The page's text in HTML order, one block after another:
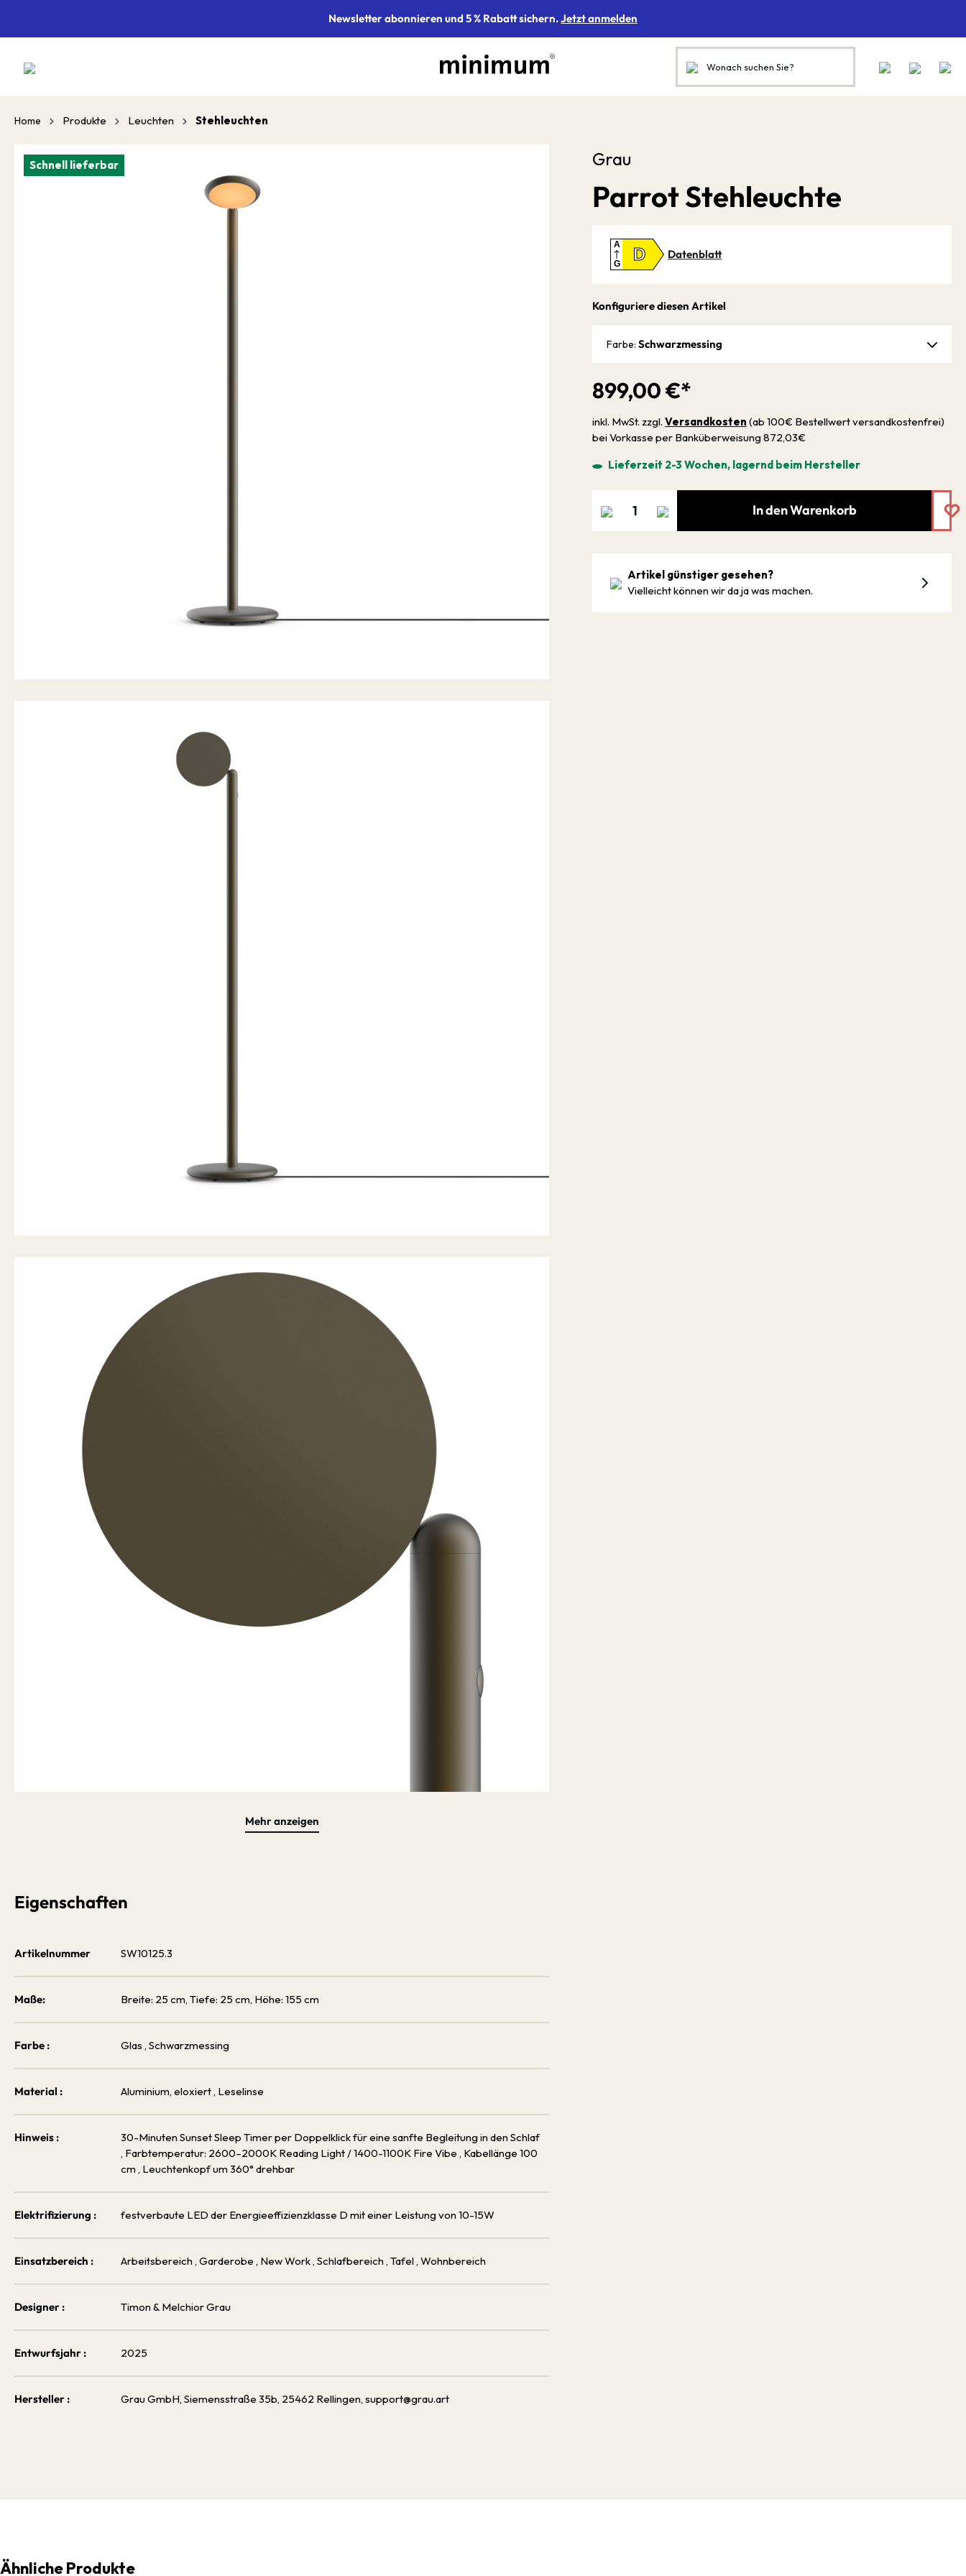
Newsletter abonnieren und 5 % Rabatt sichern.Jetzt anmelden
Home Produkte Leuchten Stehleuchten
Schnell lieferbar
Mehr anzeigen
Schnell lieferbar
Eigenschaften
Artikelnummer SW10125.3
Maße: Breite: 25 cm, Tiefe: 25 cm, Höhe: 155 cm
Farbe : Glas , Schwarzmessing
Material : Aluminium, eloxiert, Leselinse
Hinweis :
30-Minuten Sunset Sleep Timer per Doppelklick für eine sanfte Begleitung in den Schlaf
, Farbtemperatur: 2600–2000K Reading Light / 1400-1100K Fire Vibe , Kabellänge 100
cm , Leuchtenkopf um 360° drehbar
Elektrifizierung : festverbaute LED der Energieeffizienzklasse D mit einer Leistung von 10-15W
Einsatzbereich : Arbeitsbereich , Garderobe , New Work, Schlafbereich , Tafel, Wohnbereich
Designer : Timon & Melchior Grau
Entwurfsjahr : 2025
Hersteller : Grau GmbH, Siemensstraße 35b, 25462 Rellingen, support@grau.art
Grau
Parrot Stehleuchte
D
A
G
Datenblatt
899,00 €*
inkl. MwSt. zzgl. Versandkosten (ab 100€ Bestellwert versandkostenfrei)
bei Vorkasse per Banküberweisung 872,03€
Lieferzeit 2-3 Wochen, lagernd beim Hersteller
Konfiguriere diesen Artikel
Farbe: Schwarzmessing
In den Warenkorb
Artikel günstiger gesehen?
Vielleicht können wir da ja was machen.
Ähnliche Produkte